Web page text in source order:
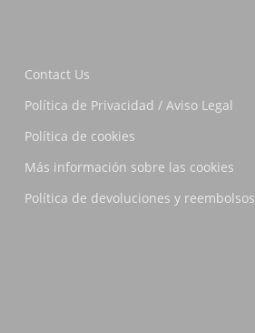
Contact Us
Política de Privacidad / Aviso Legal
Política de cookies
Más información sobre las cookies
Política de devoluciones y reembolsos